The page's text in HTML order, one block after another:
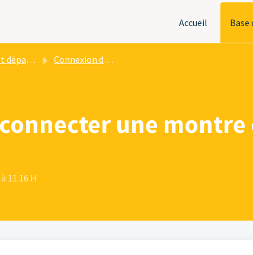
Accueil Base
Connexion du tracker d'activité
une
11:16 H